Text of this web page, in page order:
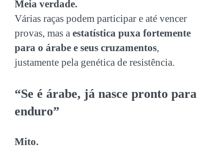
Meia verdade.
Várias raças podem participar e até vencer
provas, mas a estatística puxa fortemente
para o árabe e seus cruzamentos,
justamente pela genética de resistência.
“Se é árabe, já nasce pronto para
enduro”
Mito.